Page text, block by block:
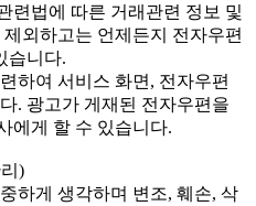
련법에 따른 거래관련 정보 및
외하고는 언제든지 전자우편
습니다.
하여 서비스 화면, 전자우편
. 광고가 게재된 전자우편을
에게 할 수 있습니다.
)
하게 생각하며 변조, 훼손, 삭